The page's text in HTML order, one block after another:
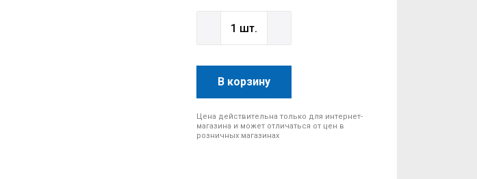
В корзину
Цена действительна только для интернет-
магазина и может отличаться от цен в
розничных магазинах